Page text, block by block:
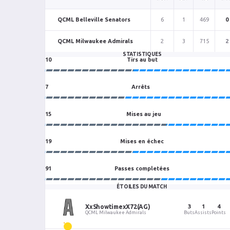
QCML Belleville Senators 6 1 469 0
QCML Milwaukee Admirals 2 3 715 2
STATISTIQUES
10 Tirs au but
7 Arrêts
15 Mises au jeu
19 Mises en échec
91 Passes completées
ÉTOILES DU MATCH
XxShowtimexX72(AG)
QCML Milwaukee Admirals
3
Buts
1
Assists
4
Points